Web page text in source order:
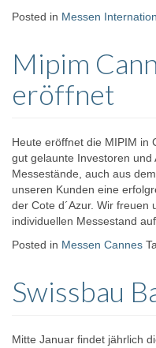
Posted in Messen
Mipim
eröffnet
Heute eröffnet die MIPIM in
gut gelaunte Investoren und
Messestände, auch aus
unseren Kunden eine
der Cote d´Azur. Wir freuen
individuellen Messestand
Posted in Messen Cannes
Swissbau
Mitte Januar findet jährlich